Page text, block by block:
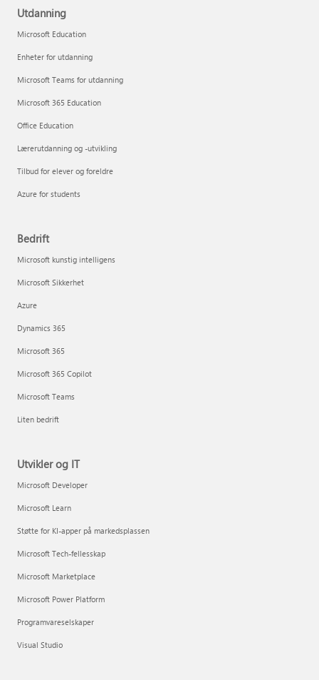
Utdanning
Microsoft Education
Enheter for utdanning
Microsoft Teams for utdanning
Microsoft 365 Education
Office Education
Lærerutdanning og -utvikling
Tilbud for elever og foreldre
Azure for students
Bedrift
Microsoft kunstig intelligens
Microsoft Sikkerhet
Azure
Dynamics 365
Microsoft 365
Microsoft 365 Copilot
Microsoft Teams
Liten bedrift
Utvikler og IT
Microsoft Developer
Microsoft Learn
Støtte for KI-apper på markedsplassen
Microsoft Tech-fellesskap
Microsoft Marketplace
Microsoft Power Platform
Programvareselskaper
Visual Studio